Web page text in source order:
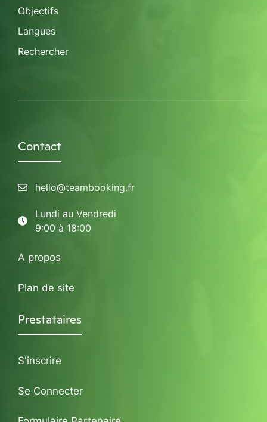
Objectifs
Langues
Rechercher
Contact
hello@teambooking.fr
Lundi au Vendredi
9:00 à 18:00
A propos
Plan de site
Prestataires
S'inscrire
Se Connecter